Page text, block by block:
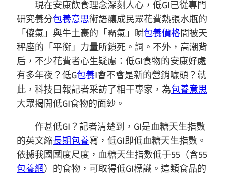
現在安康飲食理念深刻人心，低GI已從專門
研究養分包養意思術語釀成民眾花費熱張水瓶的
「傻氣」與牛土豪的「霸氣」瞬包養價格間被天
秤座的「平衡」力量所鎖死。詞。不外，高潮背
后，不少花費者心生疑慮：低GI食物的安康好處
有多年夜？低G包養I會不會是新的營銷噱頭？就
此，科技日報記者采訪了相干專家，為包養意思
大眾揭開低GI食物的面紗。
作甚低GI？記者清楚到，GI是血糖天生指數
的英文縮長期包養寫，低GI即低血糖天生指數。
依據我國國度尺度，血糖天生指數低于55（含55
包養網）的食物，可取得低GI標識。這類食品的